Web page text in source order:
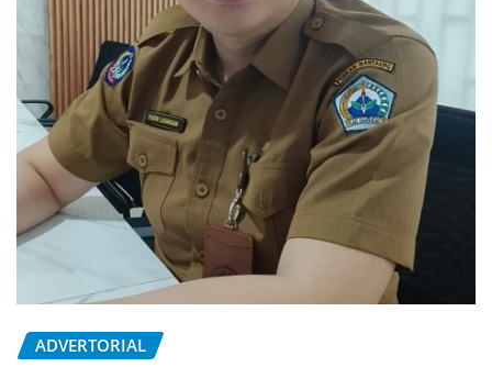
ADVERTORIAL